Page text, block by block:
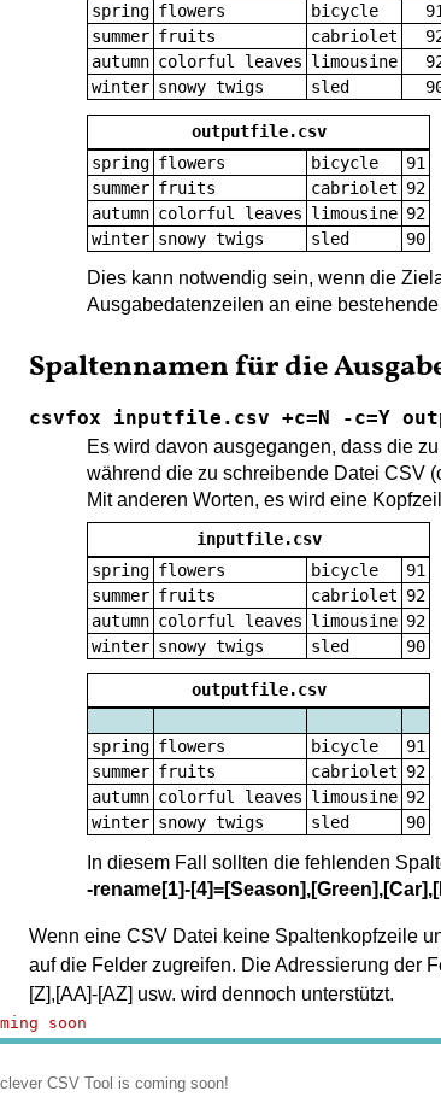
spring flowers bicycle
summer fruits cabriolet
autumn colorful leaves limousine
winter snowy twigs sled
outputfile.csv
spring flowers bicycle
91
summer fruits cabriolet 92
autumn colorful leaves limousine 92
winter snowy twigs sled 90
Dies kann notwendig sein, wenn die
Ausgabedatenzeilen an eine
Spaltennamen für die
csvfox inputfile.csv +c=N -c=Y
Es wird davon ausgegangen, dass die
während die zu schreibende Datei CSV
Mit anderen Worten, es wird eine
inputfile.csv
spring flowers bicycle
91
summer fruits cabriolet 92
autumn colorful leaves limousine 92
winter snowy twigs sled 90
outputfile.csv
spring flowers bicycle
91
summer fruits cabriolet 92
autumn colorful leaves limousine 92
winter snowy twigs sled 90
In diesem Fall sollten die fehlenden
-rename[1]-
Wenn eine CSV Datei keine Spaltenkopfzeile
auf die Felder zugreifen. Die Adressierung der
[Z],[AA]-[AZ] usw. wird dennoch unterstützt.
soon
CSV Tool is coming soon!